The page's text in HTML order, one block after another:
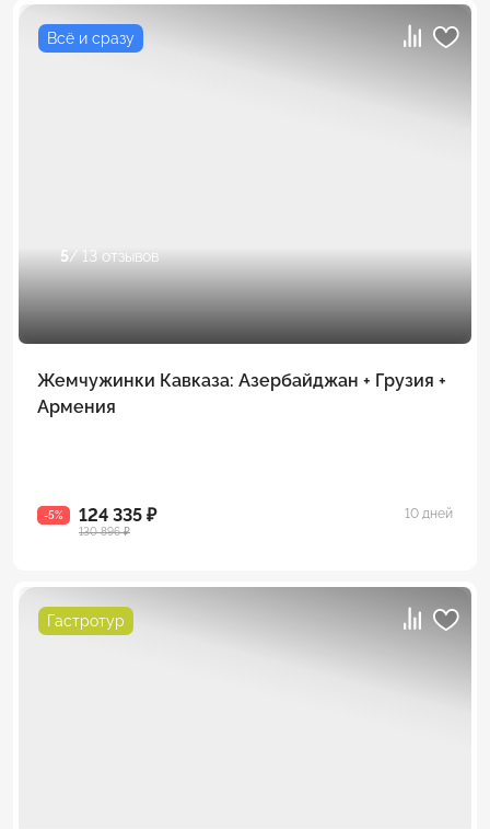
Всё и сразу
5/ 13 отзывов
Жемчужинки Кавказа: Азербайджан + Грузия +
Армения
-5% 124 335 ₽
130 896 ₽
10 дней
Гастротур